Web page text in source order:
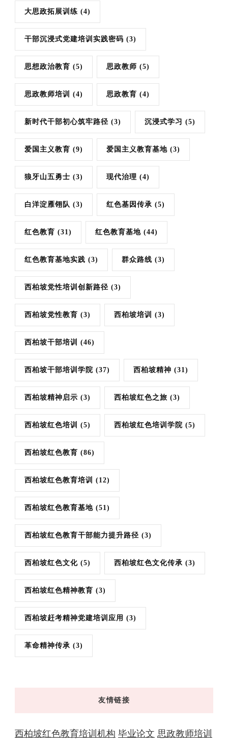
大思政拓展训练 (4)
干部沉浸式党建培训实践密码 (3)
思想政治教育 (5) 思政教师 (5)
思政教师培训 (4) 思政教育 (4)
新时代干部初心筑牢路径 (3) 沉浸式学习 (5)
爱国主义教育 (9) 爱国主义教育基地 (3)
狼牙山五勇士 (3) 现代治理 (4)
白洋淀雁翎队 (3) 红色基因传承 (5)
红色教育 (31) 红色教育基地 (44)
红色教育基地实践 (3) 群众路线 (3)
西柏坡党性培训创新路径 (3)
西柏坡党性教育 (3) 西柏坡培训 (3)
西柏坡干部培训 (46)
西柏坡干部培训学院 (37) 西柏坡精神 (31)
西柏坡精神启示 (3) 西柏坡红色之旅 (3)
西柏坡红色培训 (5) 西柏坡红色培训学院 (5)
西柏坡红色教育 (86)
西柏坡红色教育培训 (12)
西柏坡红色教育基地 (51)
西柏坡红色教育干部能力提升路径 (3)
西柏坡红色文化 (5) 西柏坡红色文化传承 (3)
西柏坡红色精神教育 (3)
西柏坡赶考精神党建培训应用 (3)
革命精神传承 (3)
友情链接
西柏坡红色教育培训机构 毕业论文 思政教师培训